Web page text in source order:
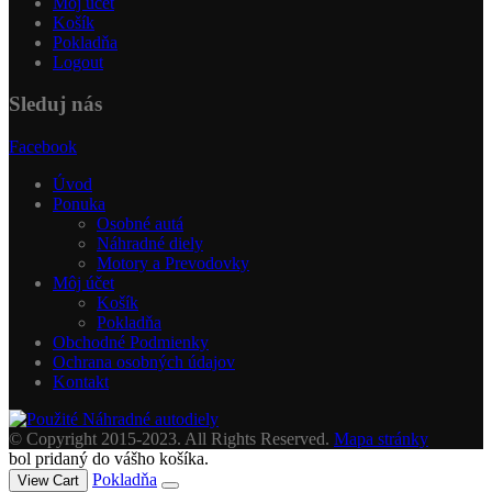
Košík
Pokladňa
Logout
Sleduj nás
Facebook
Úvod
Ponuka
Osobné autá
Náhradné diely
Motory a Prevodovky
Môj účet
Košík
Pokladňa
Obchodné Podmienky
Ochrana osobných údajov
Kontakt
© Copyright 2015-2023. All Rights Reserved. Mapa stránky
bol pridaný do vášho košíka.
View Cart Pokladňa